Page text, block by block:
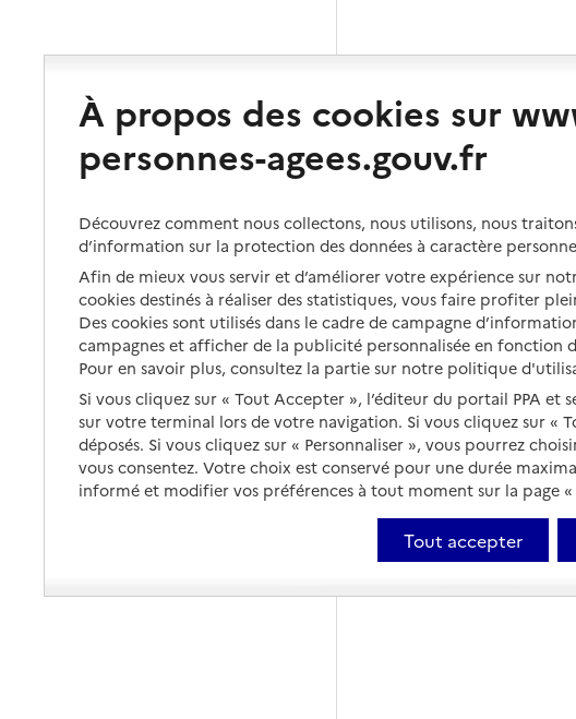
À propos des cookies sur
personnes-agees.gouv.fr
Découvrez comment nous collectons, nous utilisons, nous
d’information sur la protection des données à caractère
Afin de mieux vous servir et d’améliorer votre expérience sur
cookies destinés à réaliser des statistiques, vous faire profiter
Des cookies sont utilisés dans le cadre de campagne
campagnes et afficher de la publicité personnalisée en fonction
Pour en savoir plus, consultez la partie sur notre politique
Si vous cliquez sur « Tout Accepter », l’éditeur du portail PPA et
sur votre terminal lors de votre navigation. Si vous cliquez sur «
déposés. Si vous cliquez sur « Personnaliser », vous pourrez
vous consentez. Votre choix est conservé pour une durée
informé et modifier vos préférences à tout moment sur la page «
Tout accepter